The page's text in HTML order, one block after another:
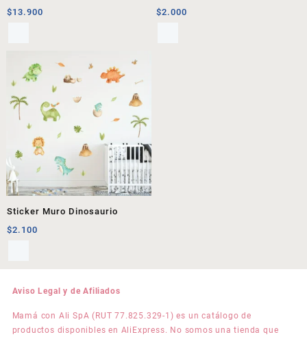
$13.900
$2.000
Sticker Muro Dinosaurio
$2.100
Aviso Legal y de Afiliados
Mamá con Ali SpA (RUT 77.825.329-1) es un catálogo de
productos disponibles en AliExpress. No somos una tienda que